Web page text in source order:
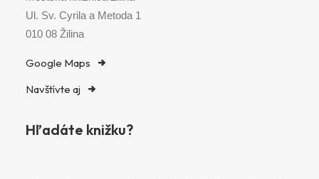
Ul. Sv. Cyrila a Metoda 1
010 08 Žilina
Google Maps
Navštívte aj
Hľadáte knižku?